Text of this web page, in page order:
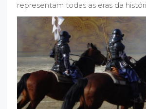
representam todas as eras da